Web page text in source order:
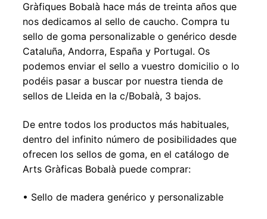
menú
hijo
Gràfiques Bobalà hace más de treinta años que
nos dedicamos al sello de caucho. Compra tu
sello de goma personalizable o genérico desde
Cataluña, Andorra, España y Portugal. Os
podemos enviar el sello a vuestro domicilio o lo
podéis pasar a buscar por nuestra tienda de
sellos de Lleida en la c/Bobalà, 3 bajos.
De entre todos los productos más habituales,
dentro del infinito número de posibilidades que
ofrecen los sellos de goma, en el catálogo de
Arts Gràficas Bobalà puede comprar:
• Sello de madera genérico y personalizable